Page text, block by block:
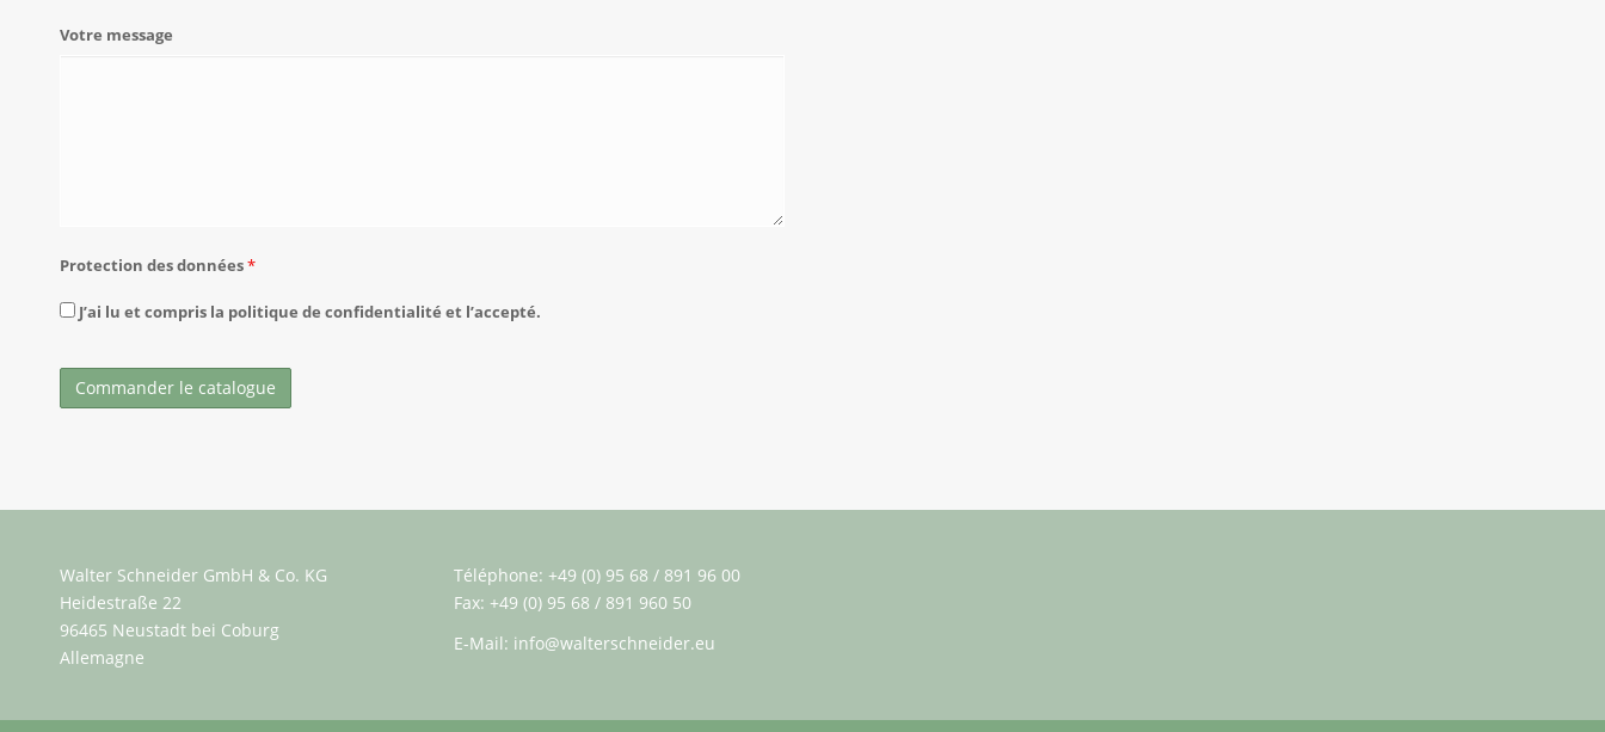
Votre message
Protection des données*
J’ai lu et compris la politique de confidentialité et l’accepté.
Walter Schneider GmbH & Co. KG
Heidestraße 22
96465 Neustadt bei Coburg
Allemagne
Téléphone: +49 (0) 95 68 / 891 96 00
Fax: +49 (0) 95 68 / 891 960 50
E-Mail: info@walterschneider.eu